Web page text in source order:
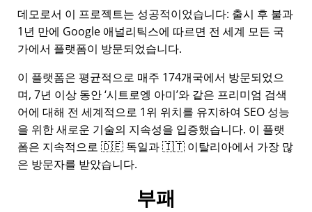
데모로서 이 프로젝트는 성공적이었습니다: 출시 후 불과
1년 만에 Google 애널리틱스에 따르면 전 세계 모든 국
가에서 플랫폼이 방문되었습니다.
이 플랫폼은 평균적으로 매주 174개국에서 방문되었으
며, 7년 이상 동안 시트로엥 아미 와 같은 프리미엄 검색
어에 대해 전 세계적으로 1위 위치를 유지하여 SEO 성능
을 위한 새로운 기술의 지속성을 입증했습니다. 이 플랫
폼은 지속적으로 🇩🇪 독일과 🇮🇹 이탈리아에서 가장 많
은 방문자를 받았습니다.
부패